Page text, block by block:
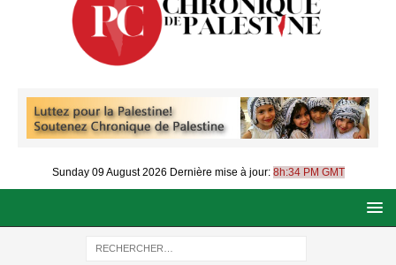
Sunday 09 August 2026 Dernière mise à jour: 8h:34 PM GMT